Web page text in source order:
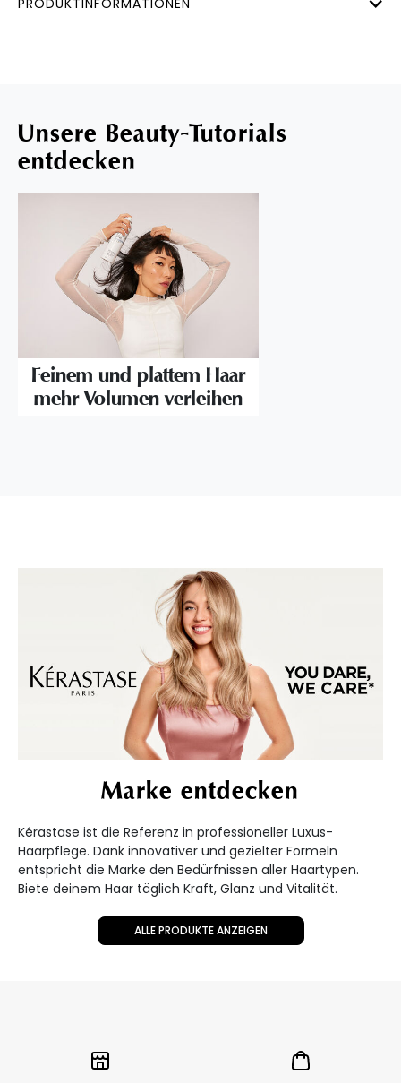
Unsere Beauty-Tutorials
entdecken
Feinem und plattem Haar
mehr Volumen verleihen
Marke entdecken
Kérastase ist die Referenz in professioneller Luxus-
Haarpflege. Dank innovativer und gezielter Formeln
entspricht die Marke den Bedürfnissen aller Haartypen.
Biete deinem Haar täglich Kraft, Glanz und Vitalität.
ALLE PRODUKTE ANZEIGEN